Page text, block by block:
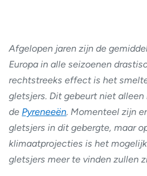
Afgelopen jaren zijn de
Europa in alle seizoenen
rechtstreeks effect is het
gletsjers. Dit gebeurt niet
de Pyreneeën. Momenteel zijn
gletsjers in dit gebergte, maar
klimaatprojecties is het
gletsjers meer te vinden zullen